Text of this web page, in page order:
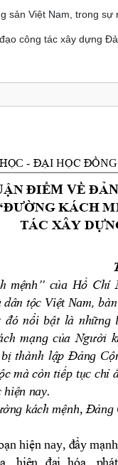
sản Việt Nam, trong sự
công tác xây dựng